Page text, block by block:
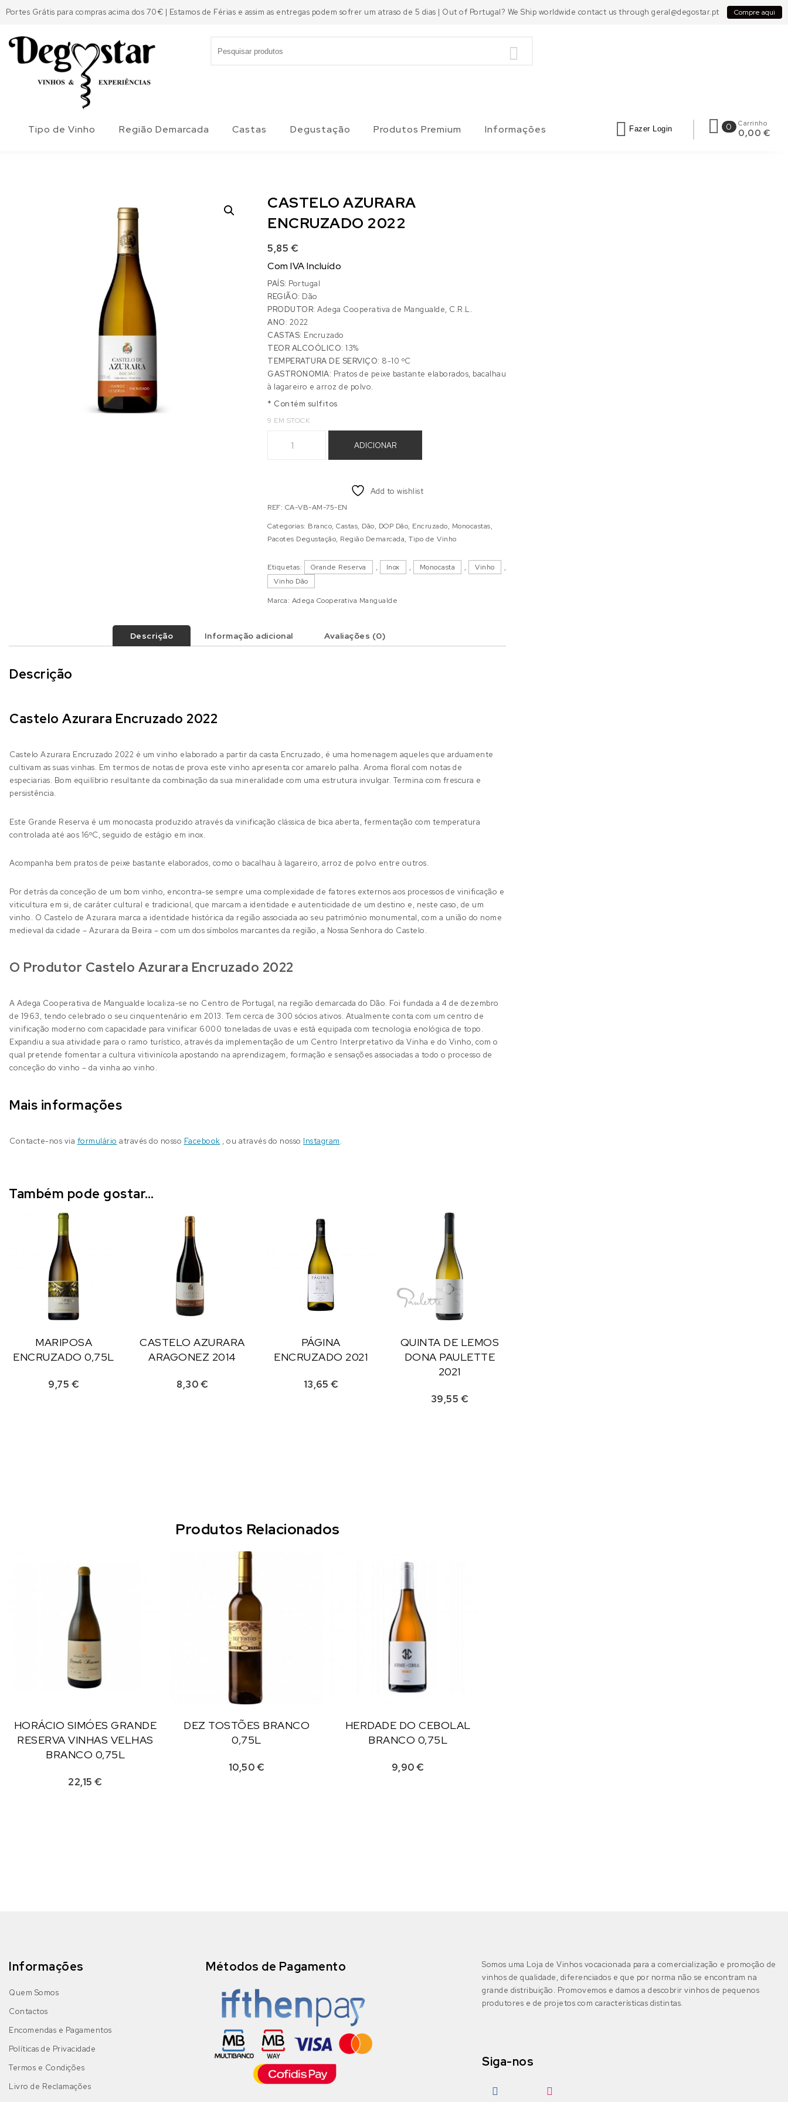
Portes Grátis para compras acima dos 70€ | Estamos de Férias e assim as entregas podem sofrer um atraso de 5 dias | Out of Portugal? We Ship worldwide contact us through geral@degostar.pt Compre aqui
Tipo de Vinho Região Demarcada Castas Degustação Produtos Premium Informações Fazer Login 0 Carrinho
0,00 €
CASTELO AZURARA
ENCRUZADO 2022
5,85 €
Com IVA Incluído
PAÍS: Portugal
REGIÃO: Dão
PRODUTOR: Adega Cooperativa de Mangualde, C.R.L.
ANO: 2022
CASTAS: Encruzado
TEOR ALCOÓLICO:13%
TEMPERATURA DE SERVIÇO: 8-10 ºC
GASTRONOMIA: Pratos de peixe bastante elaborados, bacalhau
à lagareiro e arroz de polvo.
* Contém sulfitos
9 EM STOCK
ADICIONAR
Add to wishlist
REF: CA-VB-AM-75-EN
Categorias: Branco,Castas, Dão, DOP Dão, Encruzado, Monocastas,
Pacotes Degustação, Região Demarcada,Tipo de Vinho
Etiquetas: Grande Reserva , Inox , Monocasta , Vinho
,
Vinho Dão
Marca: Adega Cooperativa Mangualde
Descrição Informação adicional Avaliações (0)
Descrição
Castelo Azurara Encruzado 2022
Castelo Azurara Encruzado 2022 é um vinho elaborado a partir da casta Encruzado, é uma homenagem aqueles que arduamente
cultivam as suas vinhas. Em termos de notas de prova este vinho apresenta cor amarelo palha. Aroma floral com notas de
especiarias. Bom equilíbrio resultante da combinação da sua mineralidade com uma estrutura invulgar. Termina com frescura e
persistência.
Este Grande Reserva é um monocasta produzido através da vinificação clássica de bica aberta, fermentação com temperatura
controlada até aos 16ºC, seguido de estágio em inox.
Acompanha bem pratos de peixe bastante elaborados, como o bacalhau à lagareiro, arroz de polvo entre outros.
Por detrás da conceção de um bom vinho, encontra-se sempre uma complexidade de fatores externos aos processos de vinificação e
viticultura em si, de caráter cultural e tradicional, que marcam a identidade e autenticidade de um destino e, neste caso, de um
vinho. O Castelo de Azurara marca a identidade histórica da região associada ao seu património monumental, com a união do nome
medieval da cidade – Azurara da Beira – com um dos símbolos marcantes da região, a Nossa Senhora do Castelo.
O Produtor Castelo Azurara Encruzado 2022
A Adega Cooperativa de Mangualde localiza-se no Centro de Portugal, na região demarcada do Dão. Foi fundada a 4 de dezembro
de 1963, tendo celebrado o seu cinquentenário em 2013. Tem cerca de 300 sócios ativos. Atualmente conta com um centro de
vinificação moderno com capacidade para vinificar 6000 toneladas de uvas e está equipada com tecnologia enológica de topo.
Expandiu a sua atividade para o ramo turístico, através da implementação de um Centro Interpretativo da Vinha e do Vinho, com o
qual pretende fomentar a cultura vitivinícola apostando na aprendizagem, formação e sensações associadas a todo o processo de
conceção do vinho – da vinha ao vinho.
Mais informações
Contacte-nos via formulário através do nosso Facebook , ou através do nosso Instagram.
Também pode gostar…
MARIPOSA
ENCRUZADO 0,75L
9,75 €
CASTELO AZURARA
ARAGONEZ 2014
8,30€
PÁGINA
ENCRUZADO 2021
13,65 €
QUINTA DE LEMOS
DONA PAULETTE
2021
39,55 €
Produtos Relacionados
HORÁCIO SIMÓES GRANDE
RESERVA VINHAS VELHAS
BRANCO 0,75L
22,15€
DEZ TOSTÕES BRANCO
0,75L
10,50€
HERDADE DO CEBOLAL
BRANCO 0,75L
9,90€
Informações
Quem Somos
Contactos
Encomendas e Pagamentos
Políticas de Privacidade
Termos e Condições
Livro de Reclamações
Métodos de Pagamento
Somos uma Loja de Vinhos vocacionada para a comercialização e promoção de
vinhos de qualidade, diferenciados e que por norma não se encontram na
grande distribuição. Promovemos e damos a descobrir vinhos de pequenos
produtores e de projetos com características distintas.
Siga-nos